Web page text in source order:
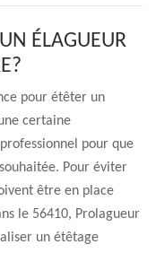
ÉLAGUEUR
pour étêter un
certaine
pour que
Pour éviter
être en place
le 56410, Prolagueur
un étêtage